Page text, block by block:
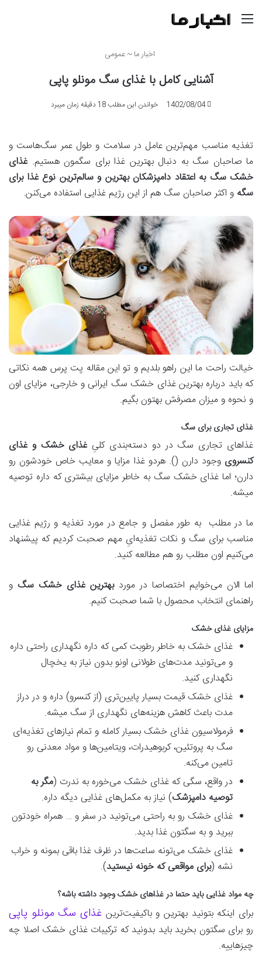
اخبار ما~عمومی
آشنایی کامل با غذای سگ مونلو پاپی
1402/08/04 خواندن این مطلب 18 دقیقه زمان میبرد
تغذیه مناسب مهم‌ترین عامل در سلامت و طول عمر سگ‌هاست و
ما صاحبان سگ به دنبال بهترین غذا برای سگمون هستیم.غذای
خشک سگ به اعتقاد دامپزشکان بهترین و سالم‌ترین نوع غذا برای
سگه و اکثر صاحبان سگ هم از این رژیم غذایی استفاده می‌کنن.
خیالت راحت ما این راهو بلدیم و تو این مقاله پت پرس همه نکاتی
که باید درباره بهترین غذای خشک سگ ایرانی و خارجی، مزایای اون
و نحوه و میزان مصرفش بهتون بگیم.
غذای تجاری برای سگ
غذاهای تجاری سگ در دو دسته‌بندی کلیِغذای خشک و غذای
کنسروی وجود دارن (). هردو غذا مزایا و معایب خاص خودشون رو
دارن؛ اما غذای خشک سگ به خاطر مزایای بیشتری که داره توصیه
میشه.
ما در مطلب به طور مفصل و جامع در مورد تغذیه و رژیم غذایی
مناسب برای سگ و نکات تغذیه‌ایِ مهم صحبت کردیم که پیشنهاد
می‌کنیم اون مطلب رو هم مطالعه کنید.
اما الان می‌خوایم اختصاصا در موردبهترین غذای خشک سگ و
راهنمای انتخاب محصول با شما صحبت کنیم.
مزایای غذای خشک
غذای خشک به خاطر رطوبت کمی که داره نگهداری راحتی داره
و می‌تونید مدت‌های طولانی اونو بدون نیاز به یخچال
نگهداری کنید.
غذای خشک قیمت بسیار پایین‌تری (از کنسرو) داره و در دراز
مدت باعث کاهش هزینه‌های نگهداری از سگ میشه.
فرمولاسیون غذای خشک بسیار کامله و تمام نیازهای تغذیه‌ای
سگ به پروتئین، کربوهیدرات، ویتامین‌ها و مواد معدنی رو
تامین می‌کنه.
در واقع، سگی که غذای خشک می‌خوره به ندرت (مگر به
توصیه دامپزشک) نیاز به مکمل‌های غذایی دیگه داره.
غذای خشک رو به راحتی می‌تونید در سفر و … همراه خودتون
ببرید و به سگتون غذا بدید.
غذای خشک می‌تونه ساعت‌ها در ظرف غذا باقی بمونه و خراب
نشه (برای مواقعی که خونه نیستید).
چه مواد غذایی باید حتما در غذاهای خشک وجود داشته باشه؟
برای اینکه بتونید بهترین و باکیفیت‌ترین غذای سگ مونلو پاپی
رو برای سگتون بخرید باید بدونید که ترکیبات غذای خشک اصلا چه
چیزهاییه.